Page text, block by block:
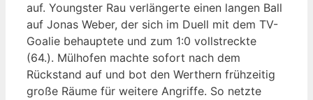
auf. Youngster Rau verlängerte einen langen Ball
auf Jonas Weber, der sich im Duell mit dem TV-
Goalie behauptete und zum 1:0 vollstreckte
(64.). Mülhofen machte sofort nach dem
Rückstand auf und bot den Werthern frühzeitig
große Räume für weitere Angriffe. So netzte